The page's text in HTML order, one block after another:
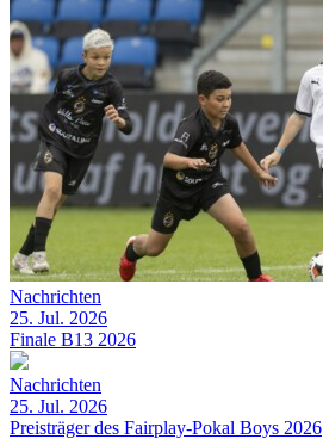
Nachrichten
25. Jul. 2026
Finale B13 2026
Nachrichten
25. Jul. 2026
Preisträger des Fairplay-Pokal Boys 2026